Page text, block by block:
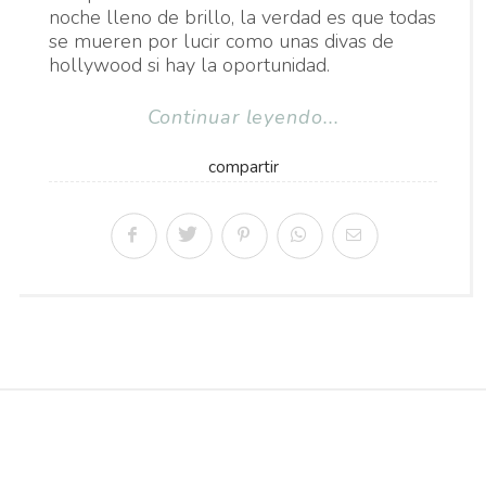
noche lleno de brillo, la verdad es que todas
se mueren por lucir como unas divas de
hollywood si hay la oportunidad.
Continuar leyendo...
compartir